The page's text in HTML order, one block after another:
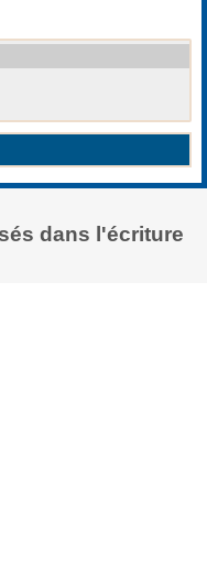
dans l'écriture